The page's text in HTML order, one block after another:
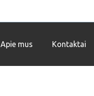
Apie mus Kontaktai